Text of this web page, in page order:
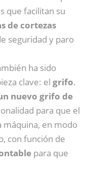
que facilitan su
de cortezas
seguridad y paro
ha sido
clave: el grifo.
nuevo grifo de
para que el
máquina, en modo
con función de
para que